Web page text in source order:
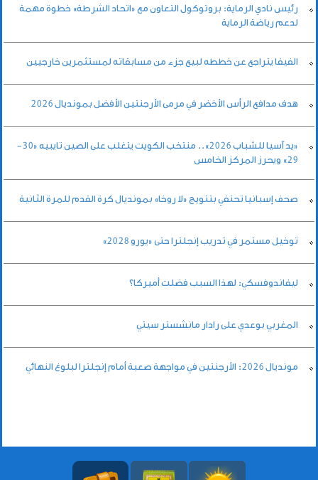
رئيس نادي الرماية: بروتوكول التعاون مع «اتحاد الشرطة» خطوة مهمة
لدعم رياضة الرماية
الفيفا يتراجع عن خططه لبيع جزء من مسابقاته لمستثمرين خارجيين
هدف مدافع الرأس الأخضر في مرمى الأرجنتين الأفضل بمونديال 2026
«يد آسيا للشباب 2026».. منتخب الكويت يتغلب على الصين تايبيه «30-
29» ويحرز المركز الخامس
صحف إسبانيا تحتفي بتتويج «لا روخا» بمونديال كرة القدم للمرة الثانية
توخيل مستمر في تدريب إنجلترا حتى «يورو 2028»
ليفاندوفسكي: لهذا السبب فضلت أميركا؟
المغربي بوعدي على رادار مانشستر سيتي
مونديال 2026: الأرجنتين في مواجهة صعبة أمام إنجلترا لبلوغ النهائي